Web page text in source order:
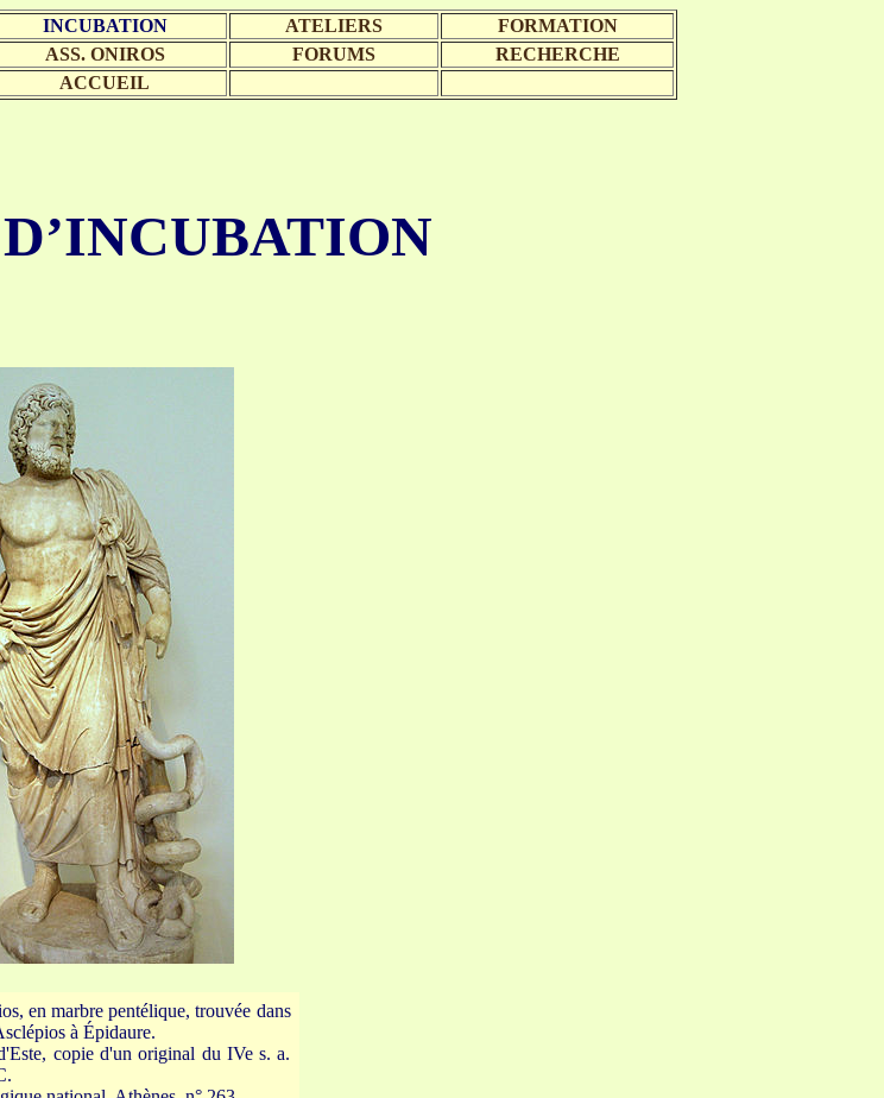
INCUBATION ATELIERS
FORMATION
ASS. ONIROS FORUMS
RECHERCHE
ACCUEIL
en marbre pentélique, trouvée dans
à Épidaure.
copie d'un original du IVe s. a.